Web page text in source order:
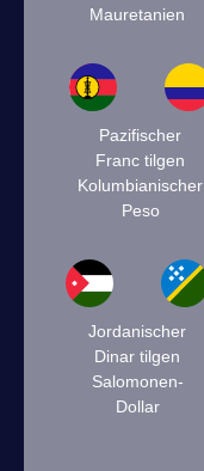
Mauretanien
Pazifischer
Franc tilgen
Kolumbianischer
Peso
Jordanischer
Dinar tilgen
Salomonen-
Dollar